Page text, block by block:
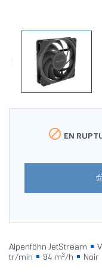
 EN
Alpenföhn JetStream
tr/min
94 m³/h Noir